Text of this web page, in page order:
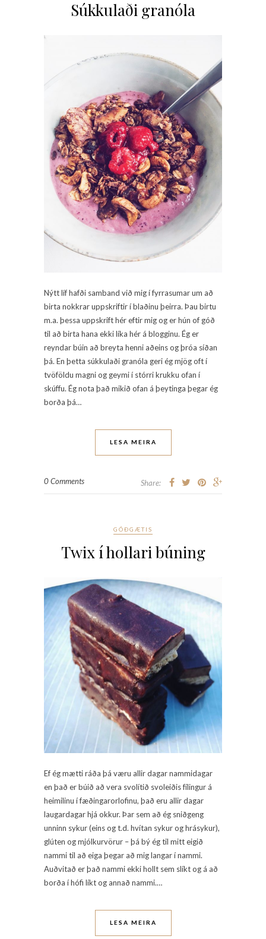
Súkkulaði granóla
Nýtt líf hafði samband við mig í fyrrasumar um að
birta nokkrar uppskriftir í blaðinu þeirra. Þau birtu
m.a. þessa uppskrift hér eftir mig og er hún of góð
til að birta hana ekki líka hér á blogginu. Ég er
reyndar búin að breyta henni aðeins og þróa síðan
þá. En þetta súkkulaði granóla geri ég mjög oft í
tvöföldu magni og geymi í stórri krukku ofan í
skúffu. Ég nota það mikið ofan á þeytinga þegar ég
borða þá…
LESA MEIRA
0 Comments Share:
GÓÐGÆTIS
Twix í hollari búning
Ef ég mætti ráða þá væru allir dagar nammidagar
en það er búið að vera svolítið svoleiðis fílingur á
heimilinu í fæðingarorlofinu, það eru allir dagar
laugardagar hjá okkur. Þar sem að ég sniðgeng
unninn sykur (eins og t.d. hvítan sykur og hrásykur),
glúten og mjólkurvörur – þá bý ég til mitt eigið
nammi til að eiga þegar að mig langar í nammi.
Auðvitað er það nammi ekki hollt sem slíkt og á að
borða í hófi líkt og annað nammi.…
LESA MEIRA